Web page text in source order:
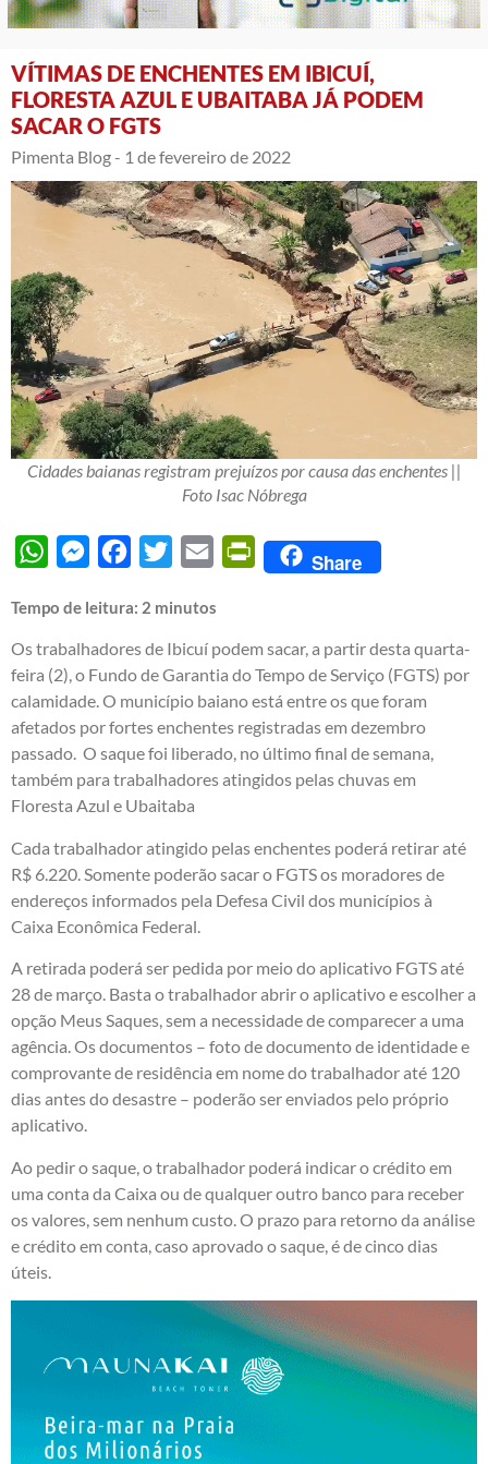
VÍTIMAS DE ENCHENTES EM IBICUÍ,
FLORESTA AZUL E UBAITABA JÁ PODEM
SACAR O FGTS
Pimenta Blog - 1 de fevereiro de 2022
Cidades baianas registram prejuízos por causa das enchentes ||
Foto Isac Nóbrega
WhatsAppMessengerFacebook
Twitter Email PrintFriendly
Share
Tempo de leitura: 2 minutos
Os trabalhadores de Ibicuí podem sacar, a partir desta quarta-
feira (2), o Fundo de Garantia do Tempo de Serviço (FGTS) por
calamidade. O município baiano está entre os que foram
afetados por fortes enchentes registradas em dezembro
passado. O saque foi liberado, no último final de semana,
também para trabalhadores atingidos pelas chuvas em
Floresta Azul e Ubaitaba
Cada trabalhador atingido pelas enchentes poderá retirar até
R$ 6.220. Somente poderão sacar o FGTS os moradores de
endereços informados pela Defesa Civil dos municípios à
Caixa Econômica Federal.
A retirada poderá ser pedida por meio do aplicativo FGTS até
28 de março. Basta o trabalhador abrir o aplicativo e escolher a
opção Meus Saques, sem a necessidade de comparecer a uma
agência. Os documentos – foto de documento de identidade e
comprovante de residência em nome do trabalhador até 120
dias antes do desastre – poderão ser enviados pelo próprio
aplicativo.
Ao pedir o saque, o trabalhador poderá indicar o crédito em
uma conta da Caixa ou de qualquer outro banco para receber
os valores, sem nenhum custo. O prazo para retorno da análise
e crédito em conta, caso aprovado o saque, é de cinco dias
úteis.